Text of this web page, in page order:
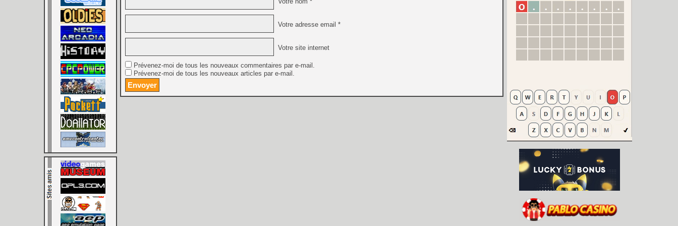
Votre adresse email *
Votre site internet
Prévenez-moi de tous les nouveaux commentaires par e-mail.
Prévenez-moi de tous les nouveaux articles par e-mail.